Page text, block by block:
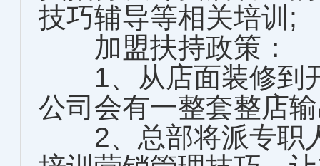
技巧辅导等相关培训;
加盟扶持政策：
1、从店面装修到
公司会有一整套整店
2、总部将派专职